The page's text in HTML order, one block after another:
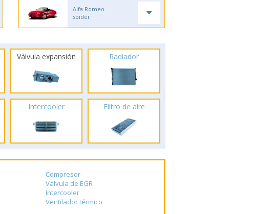
Alfa Romeo
spider
Válvula expansión Radiador
Intercooler Filtro de aire
Compresor
Válvula de EGR
Intercooler
Ventilador térmico